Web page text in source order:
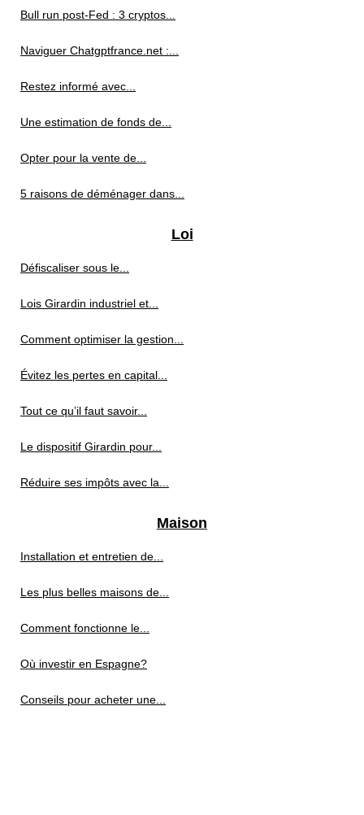
Bull run post-Fed : 3 cryptos...
Naviguer Chatgptfrance.net :...
Restez informé avec...
Une estimation de fonds de...
Opter pour la vente de...
5 raisons de déménager dans...
Loi
Défiscaliser sous le...
Lois Girardin industriel et...
Comment optimiser la gestion...
Évitez les pertes en capital...
Tout ce qu’il faut savoir...
Le dispositif Girardin pour...
Réduire ses impôts avec la...
Maison
Installation et entretien de...
Les plus belles maisons de...
Comment fonctionne le...
Où investir en Espagne?
Conseils pour acheter une...